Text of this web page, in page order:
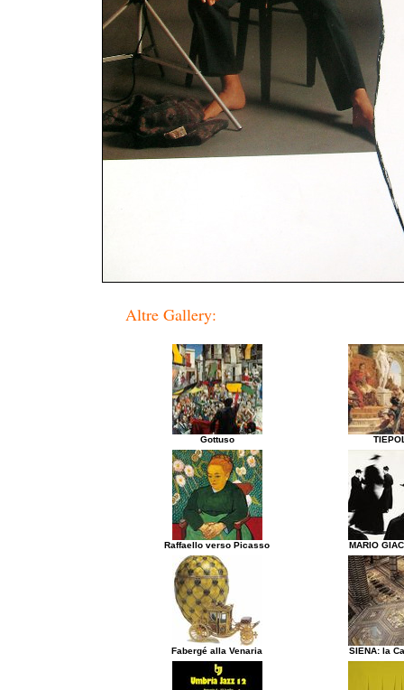
Altre Gallery:
Gottuso
Raffaello verso Picasso MARIO
Fabergé alla Venaria SIENA: la